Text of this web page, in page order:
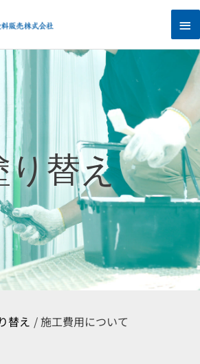
メ
イ
ン
メ
ニ
ュ
ー
り替え
替え /施工費用について